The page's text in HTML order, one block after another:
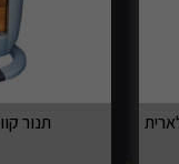
תנור